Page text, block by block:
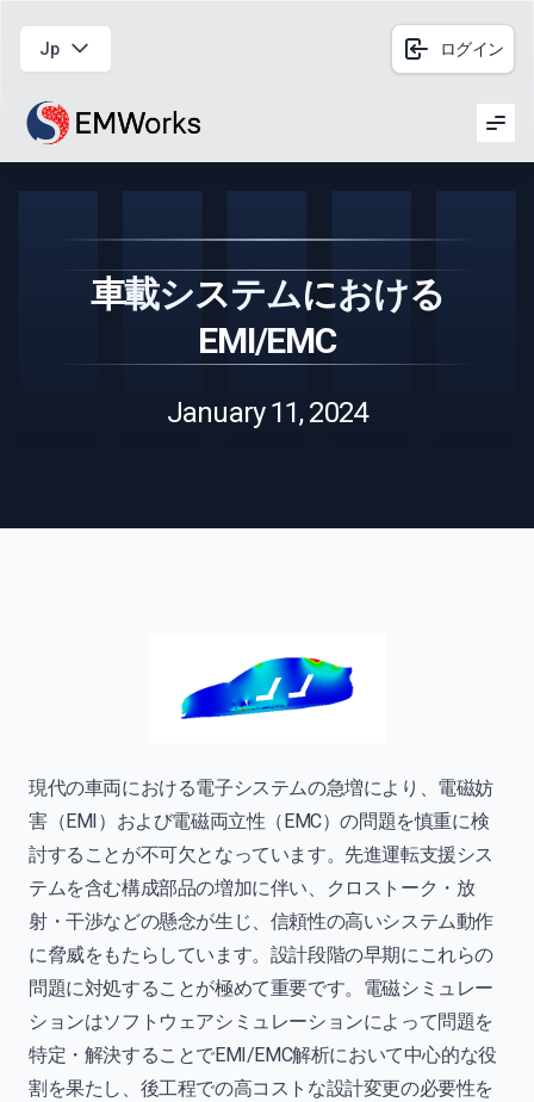
Jp ログイン
車載システムにおける
EMI/EMC
January 11, 2024
現代の車両における電子システムの急増により、電磁妨
害（EMI）および電磁両立性（EMC）の問題を慎重に検
討することが不可欠となっています。先進運転支援シス
テムを含む構成部品の増加に伴い、クロストーク・放
射・干渉などの懸念が生じ、信頼性の高いシステム動作
に脅威をもたらしています。設計段階の早期にこれらの
問題に対処することが極めて重要です。電磁シミュレー
ションはソフトウェアシミュレーションによって問題を
特定・解決することでEMI/EMC解析において中心的な役
割を果たし、後工程での高コストな設計変更の必要性を